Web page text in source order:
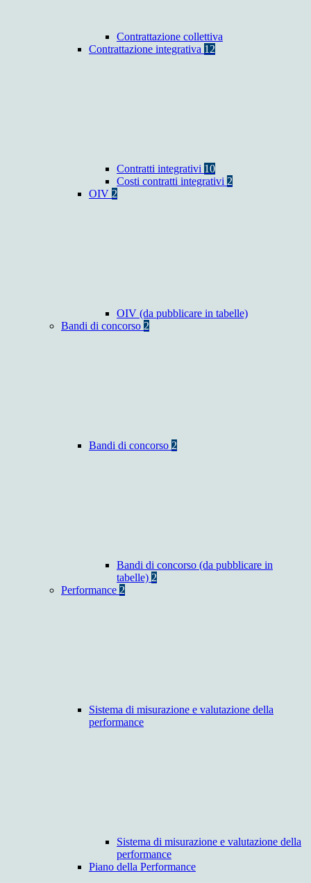
Contrattazione collettiva
Contrattazione integrativa 12
Contratti integrativi 10
Costi contratti integrativi 2
OIV 2
OIV (da pubblicare in tabelle)
Bandi di concorso 2
Bandi di concorso 2
Bandi di concorso (da pubblicare in
tabelle) 2
Performance 2
Sistema di misurazione e valutazione della
performance
Sistema di misurazione e valutazione della
performance
Piano della Performance